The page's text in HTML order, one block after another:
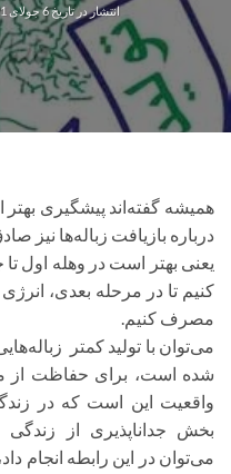
انتشار در تاریخ6 جولای 2021
همیشه گفته‌اند پیشگیری
درباره بازیافت زباله‌ها نیز
یعنی بهتر است در وهله اول تا
کنیم تا در مرحله بعدی،
مصرف کنیم.
می‌توان با تولید کمتر
شده است، برای حفاظت از
واقعیت این است که در
بخش جداناپذیری از
می‌توان در این رابطه انجام